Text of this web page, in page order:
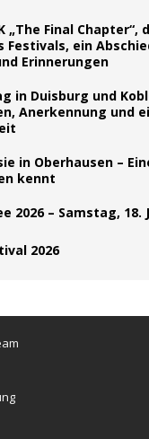
„The Final
Festivals, ein
Erinnerungen
in Duisburg und
Anerkennung und
in Oberhausen –
kennt
2026 – Samstag, 18.
2026